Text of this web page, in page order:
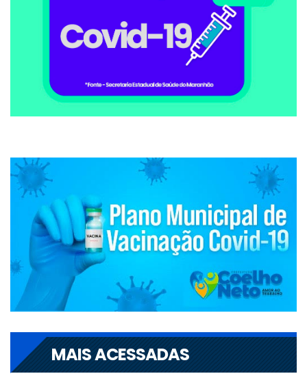
MAIS ACESSADAS